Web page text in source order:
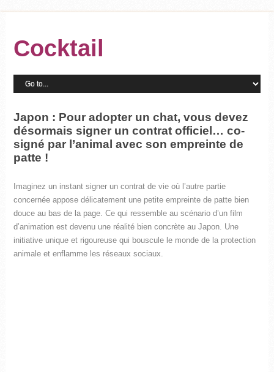
Cocktail
Japon : Pour adopter un chat, vous devez
désormais signer un contrat officiel… co-
signé par l’animal avec son empreinte de
patte !
Imaginez un instant signer un contrat de vie où l’autre partie
concernée appose délicatement une petite empreinte de patte bien
douce au bas de la page. Ce qui ressemble au scénario d’un film
d’animation est devenu une réalité bien concrète au Japon. Une
initiative unique et rigoureuse qui bouscule le monde de la protection
animale et enflamme les réseaux sociaux.